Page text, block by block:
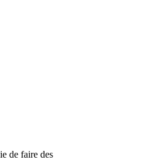
de faire des